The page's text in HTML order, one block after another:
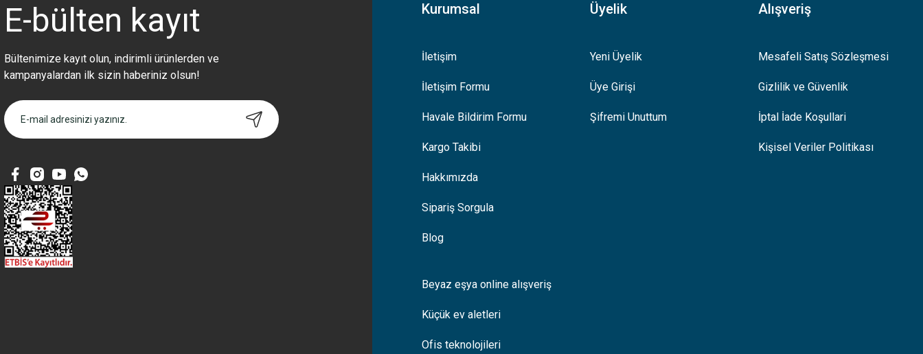
Bu ürüne benzer farklı alternatifler olmalı.
Gönder
E-bülten kayıt
Bültenimize kayıt olun, indirimli ürünlerden ve
kampanyalardan ilk sizin haberiniz olsun!
Kurumsal
İletişim
İletişim Formu
Havale Bildirim Formu
Kargo Takibi
Hakkımızda
Sipariş Sorgula
Blog
Üyelik
Yeni Üyelik
Üye Girişi
Şifremi Unuttum
Alışveriş
Mesafeli Satış Sözleşmesi
Gizlilik ve Güvenlik
İptal İade Koşullari
Kişisel Veriler Politikası
Beyaz eşya online alışveriş
Küçük ev aletleri
Ofis teknolojileri